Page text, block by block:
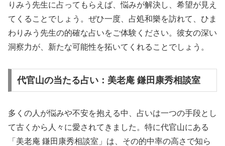
りみう先生に占ってもらえば、悩みが解決し、希望が見え
てくることでしょう。ぜひ一度、占処和樂を訪れて、ひま
わりみう先生の的確な占いをご体験ください。彼女の深い
洞察力が、新たな可能性を拓いてくれることでしょう。
代官山の当たる占い：美老庵 鎌田康秀相談室
多くの人が悩みや不安を抱える中、占いは一つの手段とし
て古くから人々に愛されてきました。特に代官山にある
「美老庵 鎌田康秀相談室」は、その的中率の高さで知ら